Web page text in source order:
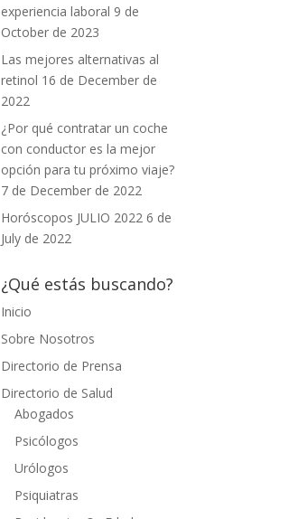
experiencia laboral 9 de
October de 2023
Las mejores alternativas al
retinol 16 de December de
2022
¿Por qué contratar un coche
con conductor es la mejor
opción para tu próximo viaje?
7 de December de 2022
Horóscopos JULIO 2022 6 de
July de 2022
¿Qué estás buscando?
Inicio
Sobre Nosotros
Directorio de Prensa
Directorio de Salud
Abogados
Psicólogos
Urólogos
Psiquiatras